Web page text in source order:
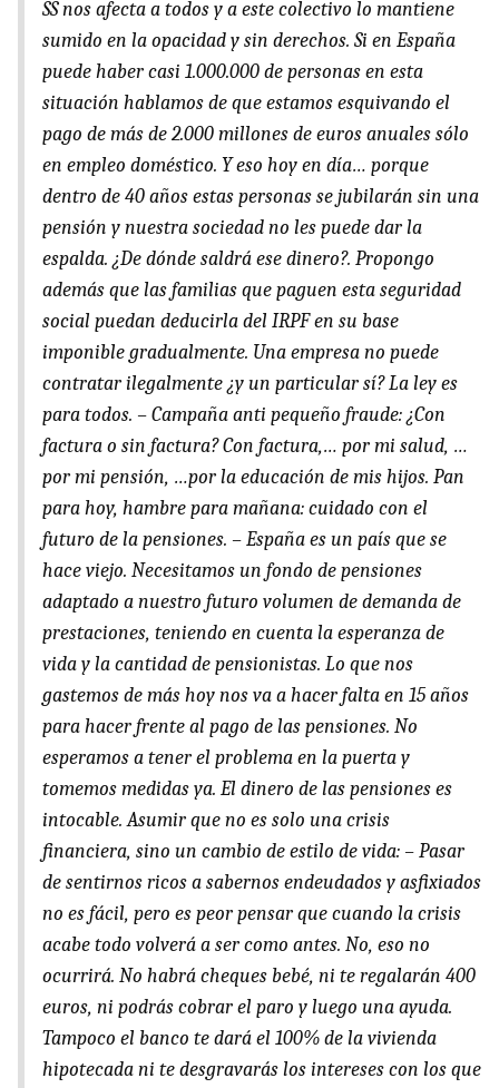
SS nos afecta a todos y a este colectivo lo mantiene
sumido en la opacidad y sin derechos. Si en España
puede haber casi 1.000.000 de personas en esta
situación hablamos de que estamos esquivando el
pago de más de 2.000 millones de euros anuales sólo
en empleo doméstico. Y eso hoy en día… porque
dentro de 40 años estas personas se jubilarán sin una
pensión y nuestra sociedad no les puede dar la
espalda. ¿De dónde saldrá ese dinero?. Propongo
además que las familias que paguen esta seguridad
social puedan deducirla del IRPF en su base
imponible gradualmente. Una empresa no puede
contratar ilegalmente ¿y un particular sí? La ley es
para todos. – Campaña anti pequeño fraude: ¿Con
factura o sin factura? Con factura,… por mi salud, …
por mi pensión, …por la educación de mis hijos. Pan
para hoy, hambre para mañana: cuidado con el
futuro de la pensiones. – España es un país que se
hace viejo. Necesitamos un fondo de pensiones
adaptado a nuestro futuro volumen de demanda de
prestaciones, teniendo en cuenta la esperanza de
vida y la cantidad de pensionistas. Lo que nos
gastemos de más hoy nos va a hacer falta en 15 años
para hacer frente al pago de las pensiones. No
esperamos a tener el problema en la puerta y
tomemos medidas ya. El dinero de las pensiones es
intocable. Asumir que no es solo una crisis
financiera, sino un cambio de estilo de vida: – Pasar
de sentirnos ricos a sabernos endeudados y asfixiados
no es fácil, pero es peor pensar que cuando la crisis
acabe todo volverá a ser como antes. No, eso no
ocurrirá. No habrá cheques bebé, ni te regalarán 400
euros, ni podrás cobrar el paro y luego una ayuda.
Tampoco el banco te dará el 100% de la vivienda
hipotecada ni te desgravarás los intereses con los que